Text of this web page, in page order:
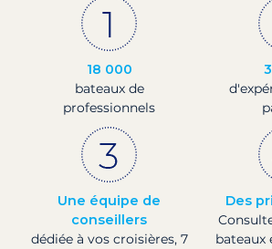
18 000
bateaux de
professionnels
Une équipe de
conseillers
dédiée à vos croisières, 7
Des
bateaux